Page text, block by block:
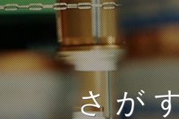
さが